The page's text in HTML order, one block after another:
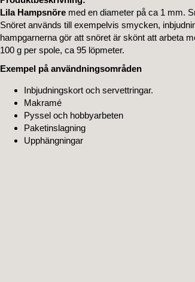
Lila Hampsnöre med en diameter på ca 1 mm.
Snöret används till exempelvis smycken,
hampgarnerna gör att snöret är skönt att arbeta
100 g per spole, ca 95 löpmeter.
Exempel på användningsområden
Inbjudningskort och servettringar.
Makramé
Pyssel och hobbyarbeten
Paketinslagning
Upphängningar